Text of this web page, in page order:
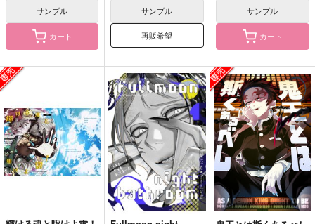
No.5
ふたりになれない
専売 629 円（税込）
No.5
火車切交遊録
狸茶屋
円（税込）
No.5
実弥ーッ俺だー！！
M米穀店
専売 572円（税込）
サンプル
カート
サンプル
再販希望
サンプル
カート